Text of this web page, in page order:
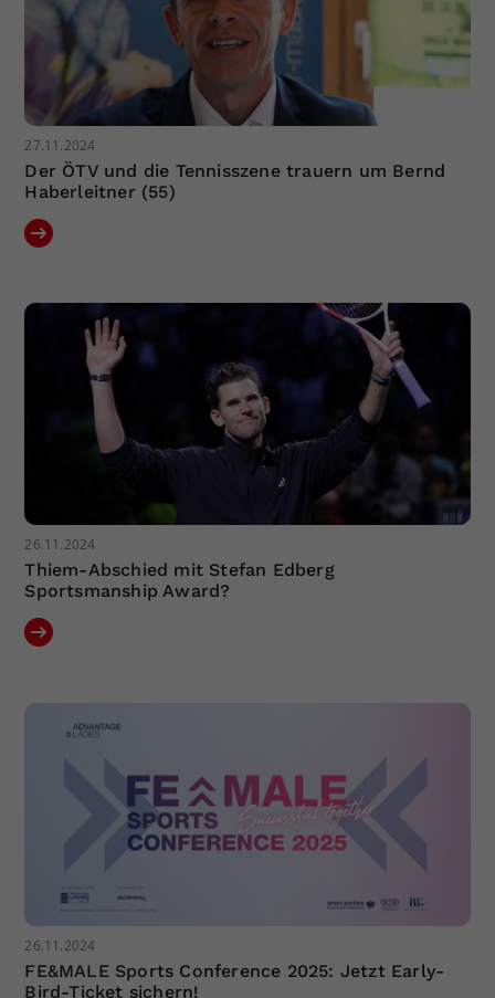
27.11.2024
Der ÖTV und die Tennisszene trauern um Bernd
Haberleitner (55)
26.11.2024
Thiem-Abschied mit Stefan Edberg
Sportsmanship Award?
26.11.2024
FE&MALE Sports Conference 2025: Jetzt Early-
Bird-Ticket sichern!